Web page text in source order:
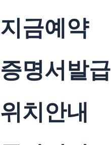
지금예약
증명서발급
위치안내